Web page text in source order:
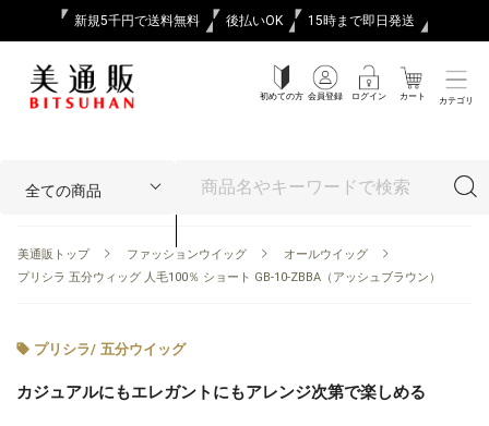
新規5千円で送料無料 後払いOK 15時まで即日発送
初めての方 会員登録 ログイン カート カテゴリ
美通販トップ ファッションウイッグ
オールウイッグ
プリシラ 五分ウィッグ 人毛100％ ショート GB-10-ZBBA（アッシュブラウン）
プリシラ/ 五分ウイッグ
カジュアルにもエレガントにもアレンジ次第で楽しめる